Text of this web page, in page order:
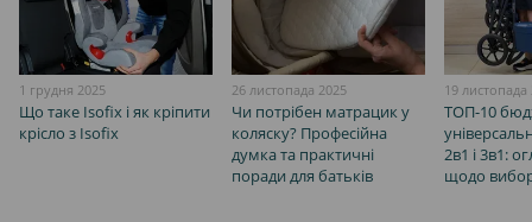
1 грудня 2025
Що таке Isofix і як кріпити
крісло з Isofix
26 листопада 2025
Чи потрібен матрацик у
коляску? Професійна
думка та практичні
поради для батьків
19 листопада
ТОП-10
2в1 і 3в1:
щодо